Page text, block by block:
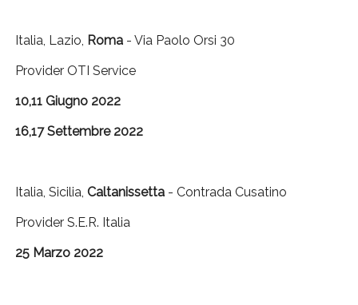
Italia, Lazio, Roma- Via Paolo Orsi 30
Provider OTI Service
10,11 Giugno 2022
16,17 Settembre 2022
Italia, Sicilia, Caltanissetta- Contrada Cusatino
Provider S.E.R. Italia
25 Marzo 2022